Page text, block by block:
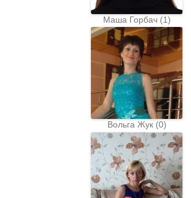
Маша Горбач (1)
Вольга Жук (0)